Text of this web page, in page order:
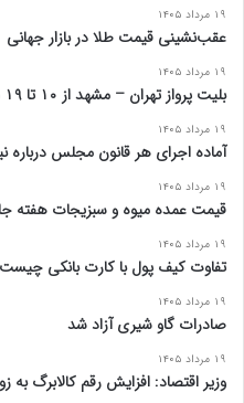
ی
۱۹ مرداد ۱۴۰۵
عقب‌نشینی قیمت طلا در بازار جهانی
۱۹ مرداد ۱۴۰۵
بلیت پرواز تهران – مشهد از ۱۰ تا ۱۹ میلیون تومان
۱۹ مرداد ۱۴۰۵
آماده اجرای هر قانون مجلس
۱۹ مرداد ۱۴۰۵
قیمت عمده میوه و سبزیجات هفته
۱۹ مرداد ۱۴۰۵
تفاوت کیف پول با کارت بانکی
۱۹ مرداد ۱۴۰۵
صادرات گاو شیری آزاد شد
۱۹ مرداد ۱۴۰۵
وزیر اقتصاد: افزایش رقم کالابرگ